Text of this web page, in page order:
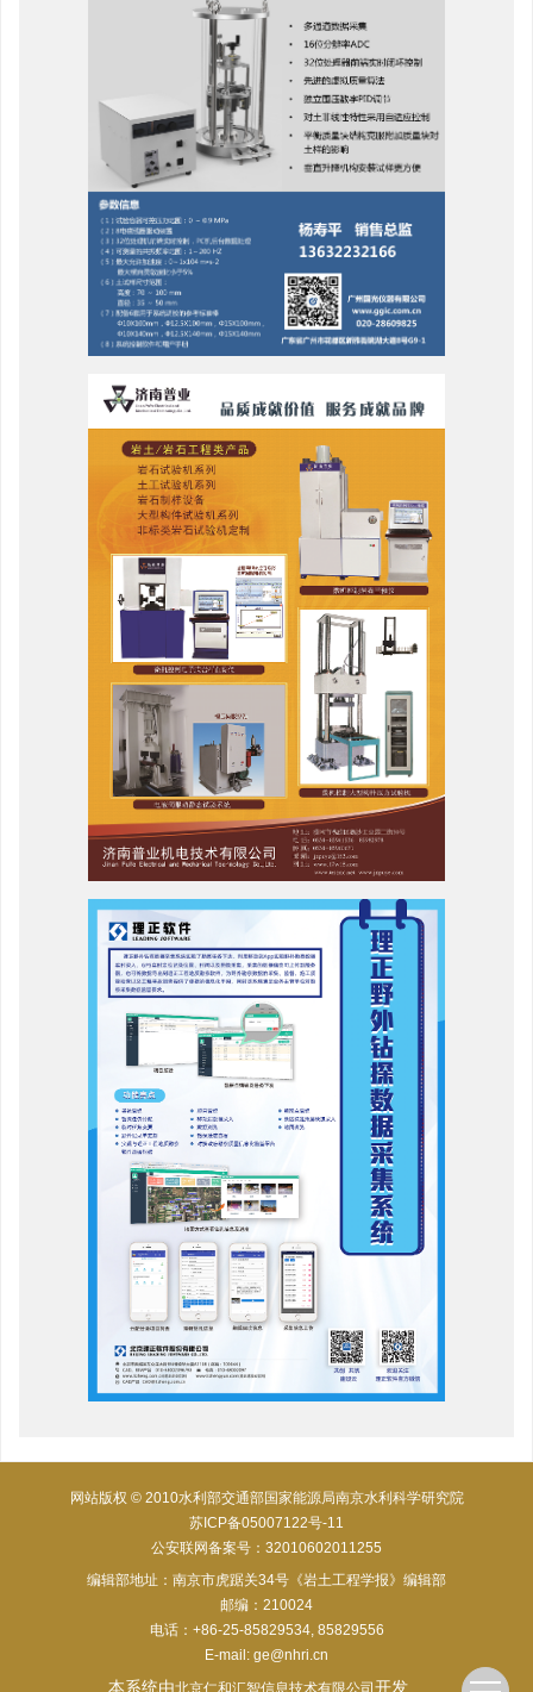
网站版权 © 2010水利部交通部国家能源局南京水利科学研究院
苏ICP备05007122号-11
公安联网备案号：32010602011255
编辑部地址：南京市虎踞关34号《岩土工程学报》编辑部
邮编：210024
电话：+86-25-85829534, 85829556
E-mail: ge@nhri.cn
本系统由北京仁和汇智信息技术有限公司开发